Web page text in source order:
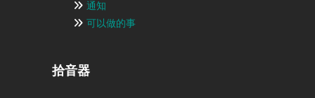
通知
可以做的事
拾音器